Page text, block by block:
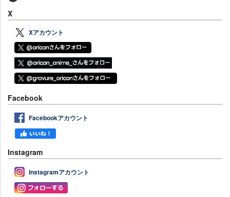
X
Xアカウント
Facebook
Facebookアカウント
Instagram
Instagramアカウント